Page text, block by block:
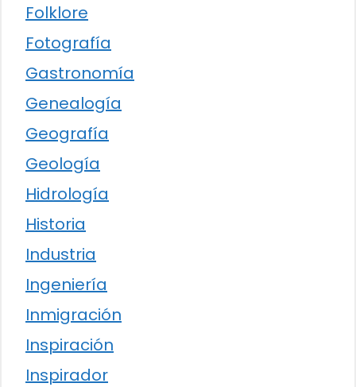
Folklore
Fotografía
Gastronomía
Genealogía
Geografía
Geología
Hidrología
Historia
Industria
Ingeniería
Inmigración
Inspiración
Inspirador